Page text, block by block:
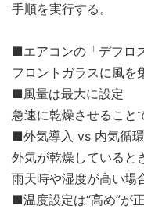
手順を実行する。
■エアコンの「デフロ
フロントガラスに風を
■風量は最大に設定
急速に乾燥させること
■外気導入 vs 内気循
外気が乾燥していると
雨天時や湿度が高い場
■温度設定は“高め”が